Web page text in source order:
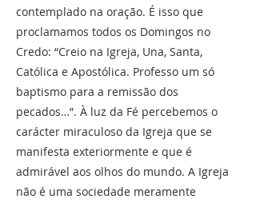
contemplado na oração. É isso que
proclamamos todos os Domingos no
Credo: “Creio na Igreja, Una, Santa,
Católica e Apostólica. Professo um só
baptismo para a remissão dos
pecados…”. À luz da Fé percebemos o
carácter miraculoso da Igreja que se
manifesta exteriormente e que é
admirável aos olhos do mundo. A Igreja
não é uma sociedade meramente